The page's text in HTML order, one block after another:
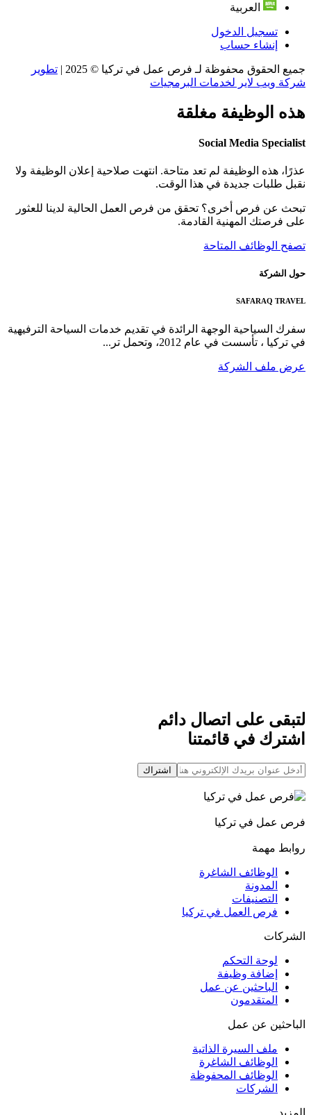
العربية
تسجيل الدخول
إنشاء حساب
جميع الحقوق محفوظة لـ فرص عمل في تركيا © 2025 |
تطوير
شركة ويب لاير لخدمات البرمجيات
هذه الوظيفة مغلقة
Social Media Specialist
عذرًا، هذه الوظيفة لم تعد متاحة. انتهت صلاحية إعلان الوظيفة ولا
نقبل طلبات جديدة في هذا الوقت.
تبحث عن فرص أخرى؟ تحقق من فرص العمل الحالية لدينا للعثور
على فرصتك المهنية القادمة.
تصفح الوظائف المتاحة
حول الشركة
SAFARAQ TRAVEL
سفرك السياحية الوجهة الرائدة في تقديم خدمات السياحة الترفيهية
في تركيا ، تأسست في عام 2012، وتحمل تر...
عرض ملف الشركة
لتبقى على اتصال دائم
اشترك في قائمتنا
اشتراك
فرص عمل في تركيا
روابط مهمة
الوظائف الشاغرة
المدونة
التصنيفات
فرص العمل في تركيا
الشركات
لوحة التحكم
إضافة وظيفة
الباحثين عن عمل
المتقدمون
الباحثين عن عمل
ملف السيرة الذاتية
الوظائف الشاغرة
الوظائف المحفوظة
الشركات